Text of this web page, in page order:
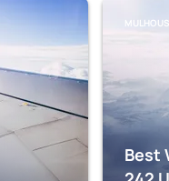
Best